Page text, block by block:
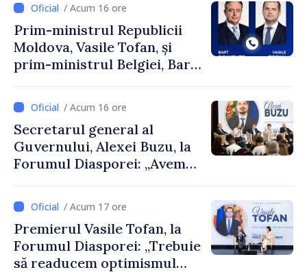
/ Acum 16 ore
Prim-ministrul Republicii
Moldova, Vasile Tofan, și
prim-ministrul Belgiei, Bart
despre parcursul european
al Republicii Moldova.
/ Acum 16 ore
Secretarul general al
Guvernului, Alexei Buzu, la
Forumul Diasporei: „Avem
dumneavoastră pentru a
construi comunități mai
puternice”
/ Acum 17 ore
Premierul Vasile Tofan, la
Forumul Diasporei: „Trebuie
să readucem optimismul